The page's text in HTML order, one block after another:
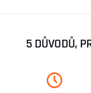
5 DŮVODŮ,